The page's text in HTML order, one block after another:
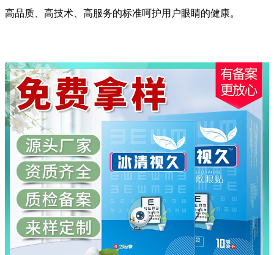
高品质、高技术、高服务的标准呵护用户眼睛的健康。